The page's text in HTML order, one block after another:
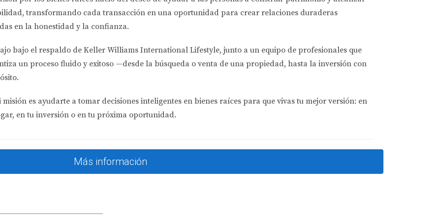
proyectado del 1%, sus costos anuales son aproximadamente $8,650.
mantenimiento y otros servicios comunitarios dentro de una asociación de propietarios.
, transformando cada transacción en una oportunidad para crear relaciones duraderas
en la honestidad y la confianza.
bajo el respaldo de Keller Williams International Lifestyle, junto a un equipo de profesionales que
un proceso fluido y exitoso —desde la búsqueda o venta de una propiedad, hasta la inversión con
misión es ayudarte a tomar decisiones inteligentes en bienes raíces para que vivas tu mejor versión: en
en tu inversión o en tu próxima oportunidad.
Más información